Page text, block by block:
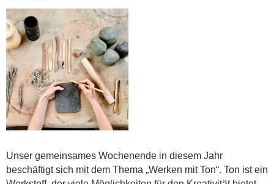
Unser gemeinsames Wochenende in diesem Jahr
beschäftigt sich mit dem Thema „Werken mit Ton“. Ton ist ein